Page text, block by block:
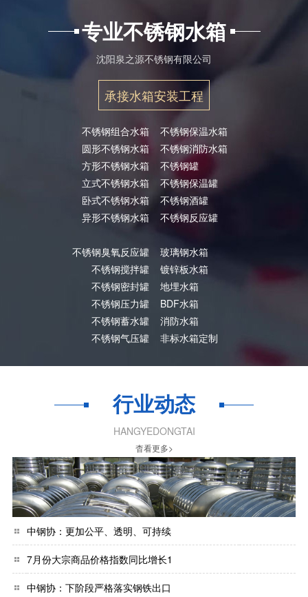
专业不锈钢水箱
沈阳泉之源不锈钢有限公司
承接水箱安装工程
不锈钢组合水箱
圆形不锈钢水箱
方形不锈钢水箱
立式不锈钢水箱
卧式不锈钢水箱
异形不锈钢水箱
不锈钢臭氧反应罐
不锈钢搅拌罐
不锈钢密封罐
不锈钢压力罐
不锈钢蓄水罐
不锈钢气压罐
不锈钢保温水箱
不锈钢消防水箱
不锈钢罐
不锈钢保温罐
不锈钢酒罐
不锈钢反应罐
玻璃钢水箱
镀锌板水箱
地埋水箱
BDF水箱
消防水箱
非标水箱定制
行业动态
HANGYEDONGTAI
杳看更多>
中钢协：更加公平、透明、可持续
7月份大宗商品价格指数同比增长1
中钢协：下阶段严格落实钢铁出口